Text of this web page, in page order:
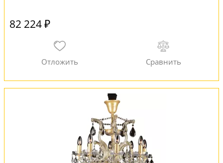
82 224 ₽